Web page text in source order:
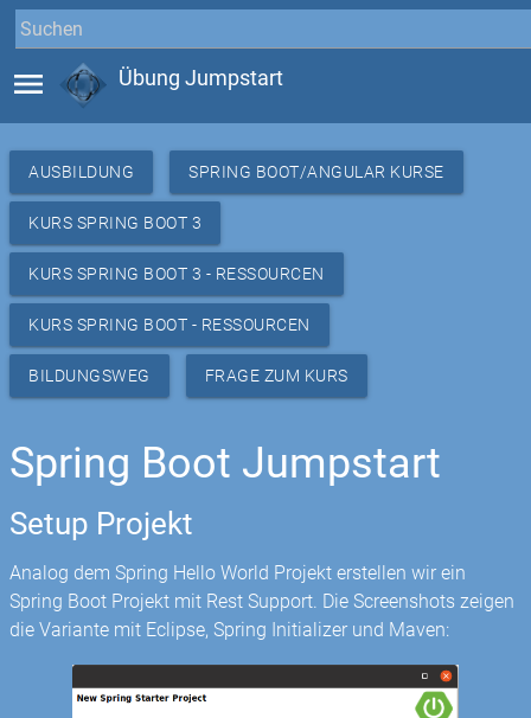
menu Übung Jumpstart
AUSBILDUNG SPRING BOOT/ANGULAR KURSE
KURS SPRING BOOT 3
KURS SPRING BOOT 3 - RESSOURCEN
KURS SPRING BOOT - RESSOURCEN
BILDUNGSWEG FRAGE ZUM KURS
Spring Boot Jumpstart
Setup Projekt
Analog dem Spring Hello World Projekt erstellen wir ein
Spring Boot Projekt mit Rest Support. Die Screenshots zeigen
die Variante mit Eclipse, Spring Initializer und Maven: